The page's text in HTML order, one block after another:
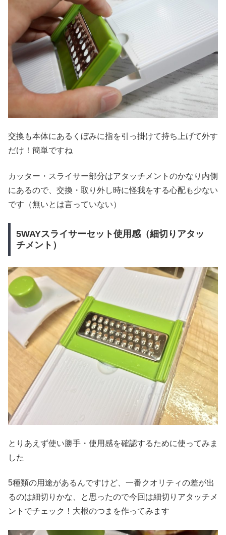
交換も本体にあるくぼみに指を引っ掛けて持ち上げて外す
だけ！簡単ですね
カッター・スライサー部分はアタッチメントのかなり内側
にあるので、交換・取り外し時に怪我をする心配も少ない
です（無いとは言っていない）
5WAYスライサーセット使用感（細切りアタッ
チメント）
とりあえず使い勝手・使用感を確認するために使ってみま
した
5種類の用途があるんですけど、一番クオリティの差が出
るのは細切りかな、と思ったので今回は細切りアタッチメ
ントでチェック！大根のつまを作ってみます